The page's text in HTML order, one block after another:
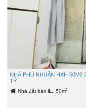
NHÀ PHÚ NHUẬN HXH 50M2
TỶ
Nhà đất bán 50m2